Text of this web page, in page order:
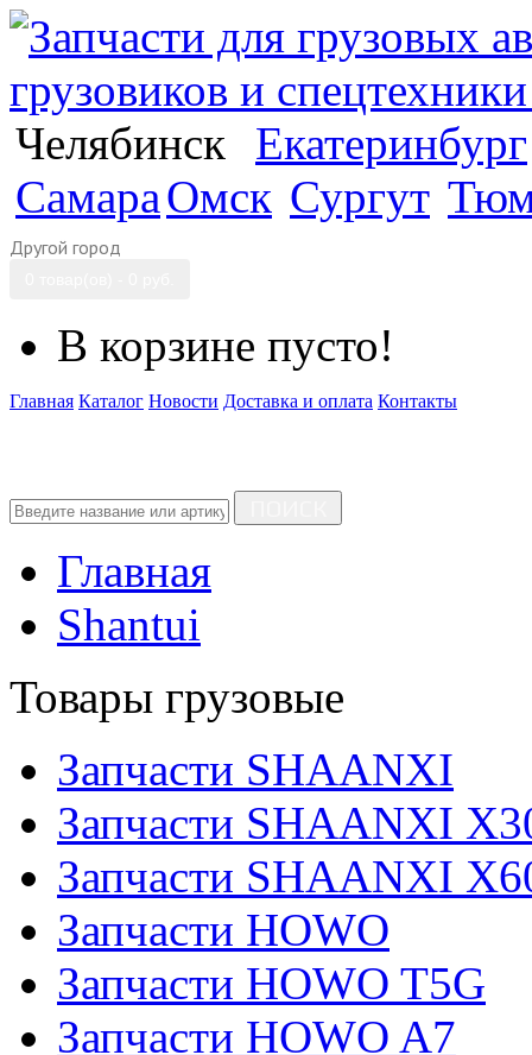
Челябинск
Екатеринбург
СамараОмск Сургут
Другой город
В корзине пусто!
Главная Каталог Новости Доставка и оплата Контакты
Главная
Shantui
Товары грузовые
Запчасти SHAANXI
Запчасти SHAANXI
Запчасти SHAANXI
Запчасти HOWO
Запчасти HOWO T5G
Запчасти HOWO A7